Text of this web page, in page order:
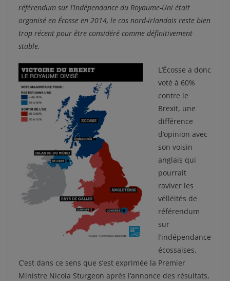
référendum sur l’indépendance du Royaume-Uni était
organisé en Écosse en 2014, le cas nord-irlandais reste bien
trop récent pour être considéré comme définitivement
stable.
L’Écosse a donc
voté à 60%
contre le
Brexit, une
différence
d’opinion avec
son voisin
anglais qui
pourrait
raviver les
vélléités de
référendum
sur
l’indépendance
écossaises.
C’est dans ce sens que s’est exprimée la Premier
Ministre Nicola Sturgeon après l’annonce des résultats,